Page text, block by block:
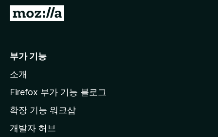
M
l
a
페
이
부가 기능
소개
Firefox 부가 기능 블로그
확장 기능 워크샵
개발자 허브